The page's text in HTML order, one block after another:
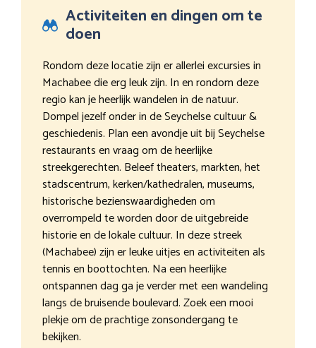
Activiteiten en dingen om te
doen
Rondom deze locatie zijn er allerlei excursies in
Machabee die erg leuk zijn. In en rondom deze
regio kan je heerlijk wandelen in de natuur.
Dompel jezelf onder in de Seychelse cultuur &
geschiedenis. Plan een avondje uit bij Seychelse
restaurants en vraag om de heerlijke
streekgerechten. Beleef theaters, markten, het
stadscentrum, kerken/kathedralen, museums,
historische bezienswaardigheden om
overrompeld te worden door de uitgebreide
historie en de lokale cultuur. In deze streek
(Machabee) zijn er leuke uitjes en activiteiten als
tennis en boottochten. Na een heerlijke
ontspannen dag ga je verder met een wandeling
langs de bruisende boulevard. Zoek een mooi
plekje om de prachtige zonsondergang te
bekijken.